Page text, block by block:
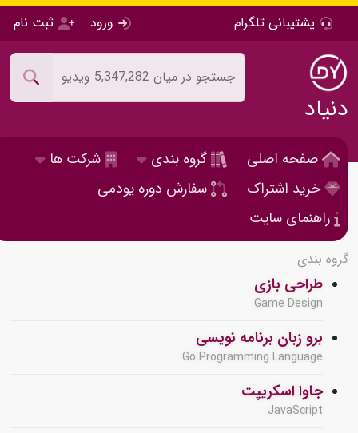
پشتیبانی تلگرام ورود ثبت نام
دنیاد
صفحه اصلی گروه بندی
شرکت ها
خرید اشتراک
سفارش دوره یودمی
راهنمای سایت
گروه بندی
طراحی بازی
Game Design
برو زبان برنامه نویسی
Go Programming Language
جاوا اسکریپت
JavaScript